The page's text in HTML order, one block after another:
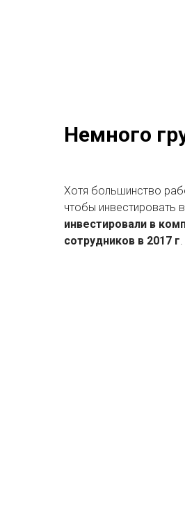
Немного
Хотя большинство
чтобы инвестировать
инвестировали в
сотрудников в 2017 г